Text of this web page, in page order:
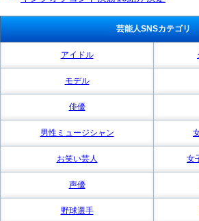
芸能人SNSカテゴリ
アイドル
モデル
俳優
男性ミュージシャン
お笑い芸人 女
声優
野球選手